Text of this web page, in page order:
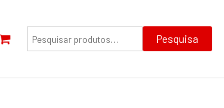
por:
Pesquisa